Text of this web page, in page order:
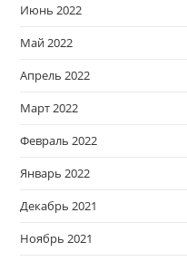
Июнь 2022
Май 2022
Апрель 2022
Март 2022
Февраль 2022
Январь 2022
Декабрь 2021
Ноябрь 2021